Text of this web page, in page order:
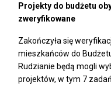
Projekty do budżetu
zweryfikowane
Zakończyła się
mieszkańców do
Rudzianie będą mogli
projektów, w tym 7